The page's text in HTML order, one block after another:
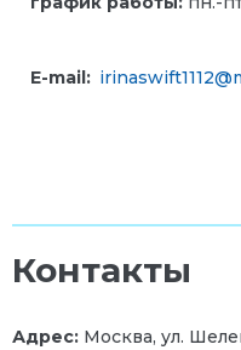
E-mail:
Контакты
Адрес: Москва, ул.